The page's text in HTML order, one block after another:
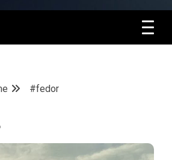
#fedor